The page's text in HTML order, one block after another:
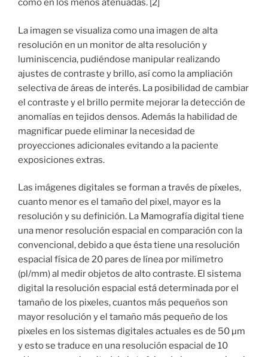
como en los menos atenuadas. [2]
La imagen se visualiza como una imagen de alta
resolución en un monitor de alta resolución y
luminiscencia, pudiéndose manipular realizando
ajustes de contraste y brillo, así como la ampliación
selectiva de áreas de interés. La posibilidad de cambiar
el contraste y el brillo permite mejorar la detección de
anomalías en tejidos densos. Además la habilidad de
magnificar puede eliminar la necesidad de
proyecciones adicionales evitando a la paciente
exposiciones extras.
Las imágenes digitales se forman a través de píxeles,
cuanto menor es el tamaño del pixel, mayor es la
resolución y su definición. La Mamografía digital tiene
una menor resolución espacial en comparación con la
convencional, debido a que ésta tiene una resolución
espacial física de 20 pares de línea por milímetro
(pl/mm) al medir objetos de alto contraste. El sistema
digital la resolución espacial está determinada por el
tamaño de los pixeles, cuantos más pequeños son
mayor resolución y el tamaño más pequeño de los
pixeles en los sistemas digitales actuales es de 50 µm
y esto se traduce en una resolución espacial de 10